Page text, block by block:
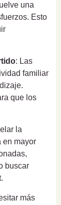
una
Esto
: Las
familiar
que los
la
en mayor
buscar
más